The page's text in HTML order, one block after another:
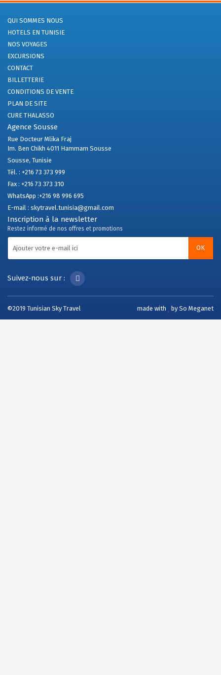
QUI SOMMES NOUS
HOTELS EN TUNISIE
NOS VOYAGES
EXCURSIONS
CONTACT
BILLETTERIE
CONDITIONS DE VENTE
PLAN DE SITE
CURE THALASSO
Agence Sousse
Rue Docteur Mlika Fraj
Im. Ben Chikh 4011 Hammam Sousse
Sousse, Tunisie
Tél. : +216 73 373 999
Fax : +216 73 373 310
WhatsApp :+216 98 996 695
E-mail : skytravel.tunisia@gmail.com
Inscription à la newsletter
Restez informé de nos offres et promotions
OK
Suivez-nous sur :
©2019 Tunisian Sky Travel made with bySo Meganet